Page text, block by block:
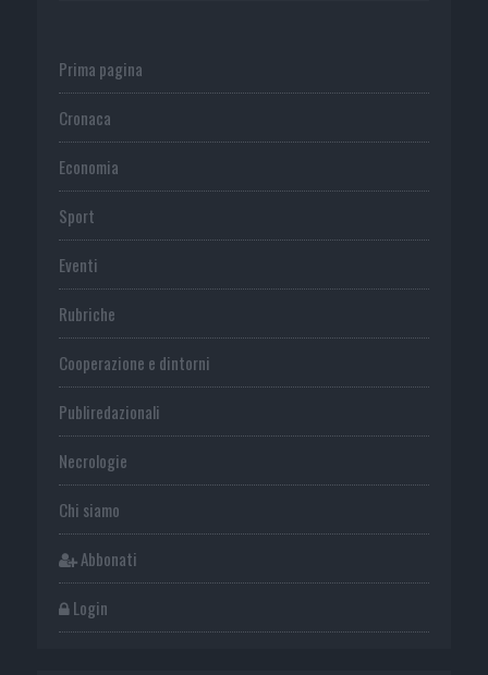
Prima pagina
Cronaca
Economia
Sport
Eventi
Rubriche
Cooperazione e dintorni
Publiredazionali
Necrologie
Chi siamo
Abbonati
Login